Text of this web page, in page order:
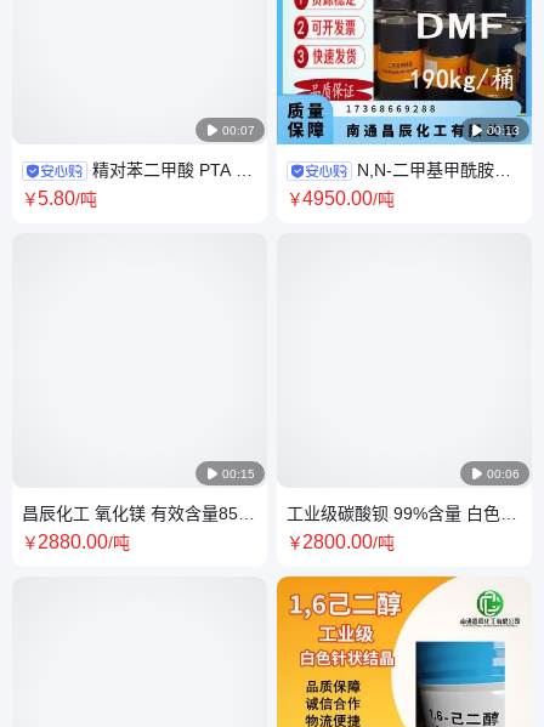
 00:07
精对苯二甲酸 PTA 优
级品 逸盛 恒力 港口现货 支持
￥5.80/吨
 00:15
昌辰化工 氧化镁 有效含量85%
制备陶瓷原料包装规格多
￥2880.00/吨
 00:13
N,N-二甲基甲酰胺
DMF 工业级 散水工业溶剂 桶
￥4950.00/吨
 00:06
工业级碳酸钡 99%含量 白色粉
末 50包装规格 513-77-9
￥2800.00/吨